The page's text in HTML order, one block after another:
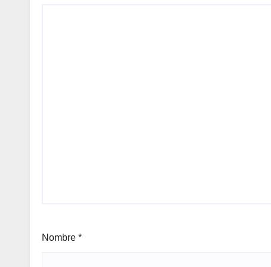
Nombre *